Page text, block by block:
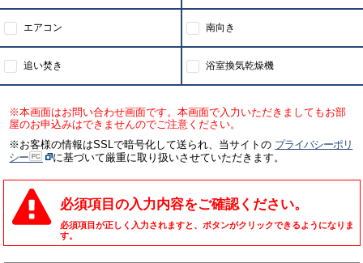
エアコン 南向き
追い焚き 浴室換気乾燥機
※本画面はお問い合わせ画面です。本画面で入力いただきましてもお部
屋のお申込みはできませんのでご注意ください。
※お客様の情報はSSLで暗号化して送られ、当サイトの プライバシーポリ
シー
に基づいて厳重に取り扱いさせていただきます。
必須項目の入力内容をご確認ください。
必須項目が正しく入力されますと、ボタンがクリックできるようになりま
す。